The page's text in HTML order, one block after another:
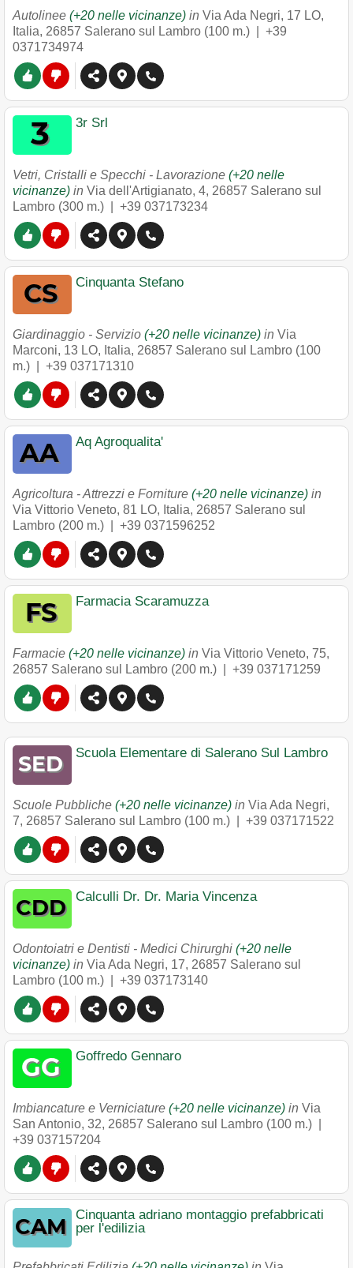
Autolinee (+20 nelle vicinanze) in Via Ada Negri, 17 LO,
Italia, 26857 Salerano sul Lambro (100 m.) | +39
0371734974
3r Srl
Vetri, Cristalli e Specchi - Lavorazione (+20 nelle
vicinanze) in Via dell'Artigianato, 4, 26857 Salerano sul
Lambro (300 m.) | +39 037173234
Cinquanta Stefano
Giardinaggio - Servizio (+20 nelle vicinanze) in Via
Marconi, 13 LO, Italia, 26857 Salerano sul Lambro (100
m.) | +39 037171310
Aq Agroqualita'
Agricoltura - Attrezzi e Forniture (+20 nelle vicinanze) in
Via Vittorio Veneto, 81 LO, Italia, 26857 Salerano sul
Lambro (200 m.) | +39 0371596252
Farmacia Scaramuzza
Farmacie (+20 nelle vicinanze) in Via Vittorio Veneto, 75,
26857 Salerano sul Lambro (200 m.) | +39 037171259
Scuola Elementare di Salerano Sul Lambro
Scuole Pubbliche (+20 nelle vicinanze) in Via Ada Negri,
7, 26857 Salerano sul Lambro (100 m.) | +39 037171522
Calculli Dr. Dr. Maria Vincenza
Odontoiatri e Dentisti - Medici Chirurghi (+20 nelle
vicinanze) in Via Ada Negri, 17, 26857 Salerano sul
Lambro (100 m.) | +39 037173140
Goffredo Gennaro
Imbiancature e Verniciature (+20 nelle vicinanze) in Via
San Antonio, 32, 26857 Salerano sul Lambro (100 m.) |
+39 037157204
Cinquanta adriano montaggio prefabbricati
per l'edilizia